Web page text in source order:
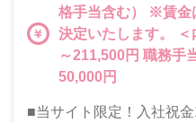
格手当含む） ※賃金
決定いたします。 ＜内訳＞ 基本給：152,500円
～211,500円 職務手
50,000円
■当サイト限定！入社祝